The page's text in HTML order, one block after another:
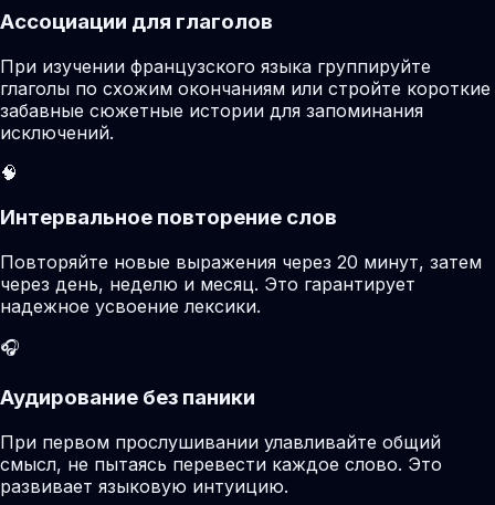
Ассоциации для глаголов
При изучении французского языка группируйте
глаголы по схожим окончаниям или стройте короткие
забавные сюжетные истории для запоминания
исключений.
🧠
Интервальное повторение слов
Повторяйте новые выражения через 20 минут, затем
через день, неделю и месяц. Это гарантирует
надежное усвоение лексики.
🎧
Аудирование без паники
При первом прослушивании улавливайте общий
смысл, не пытаясь перевести каждое слово. Это
развивает языковую интуицию.